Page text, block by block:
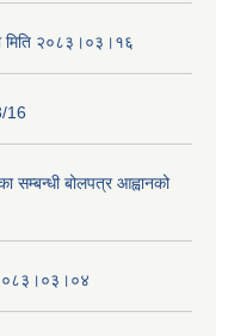
मिति २०८३।०३।१६
16
सम्बन्धी बोलपत्र आह्वानको
२०८३।०३।०४